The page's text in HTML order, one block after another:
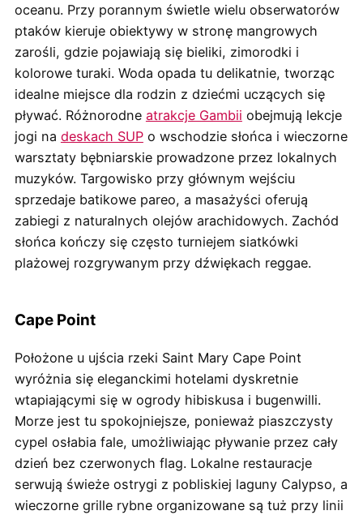
oceanu. Przy porannym świetle wielu obserwatorów
ptaków kieruje obiektywy w stronę mangrowych
zarośli, gdzie pojawiają się bieliki, zimorodki i
kolorowe turaki. Woda opada tu delikatnie, tworząc
idealne miejsce dla rodzin z dziećmi uczących się
pływać. Różnorodne atrakcje Gambii obejmują lekcje
jogi na deskach SUPo wschodzie słońca i wieczorne
warsztaty bębniarskie prowadzone przez lokalnych
muzyków. Targowisko przy głównym wejściu
sprzedaje batikowe pareo, a masażyści oferują
zabiegi z naturalnych olejów arachidowych. Zachód
słońca kończy się często turniejem siatkówki
plażowej rozgrywanym przy dźwiękach reggae.
Cape Point
Położone u ujścia rzeki Saint Mary Cape Point
wyróżnia się eleganckimi hotelami dyskretnie
wtapiającymi się w ogrody hibiskusa i bugenwilli.
Morze jest tu spokojniejsze, ponieważ piaszczysty
cypel osłabia fale, umożliwiając pływanie przez cały
dzień bez czerwonych flag. Lokalne restauracje
serwują świeże ostrygi z pobliskiej laguny Calypso, a
wieczorne grille rybne organizowane są tuż przy linii